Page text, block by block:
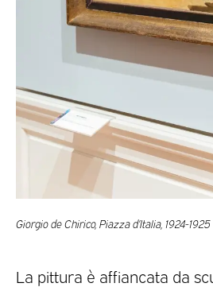
Giorgio de Chirico, Piazza d’Italia, 1924-1925
La pittura è affiancata da